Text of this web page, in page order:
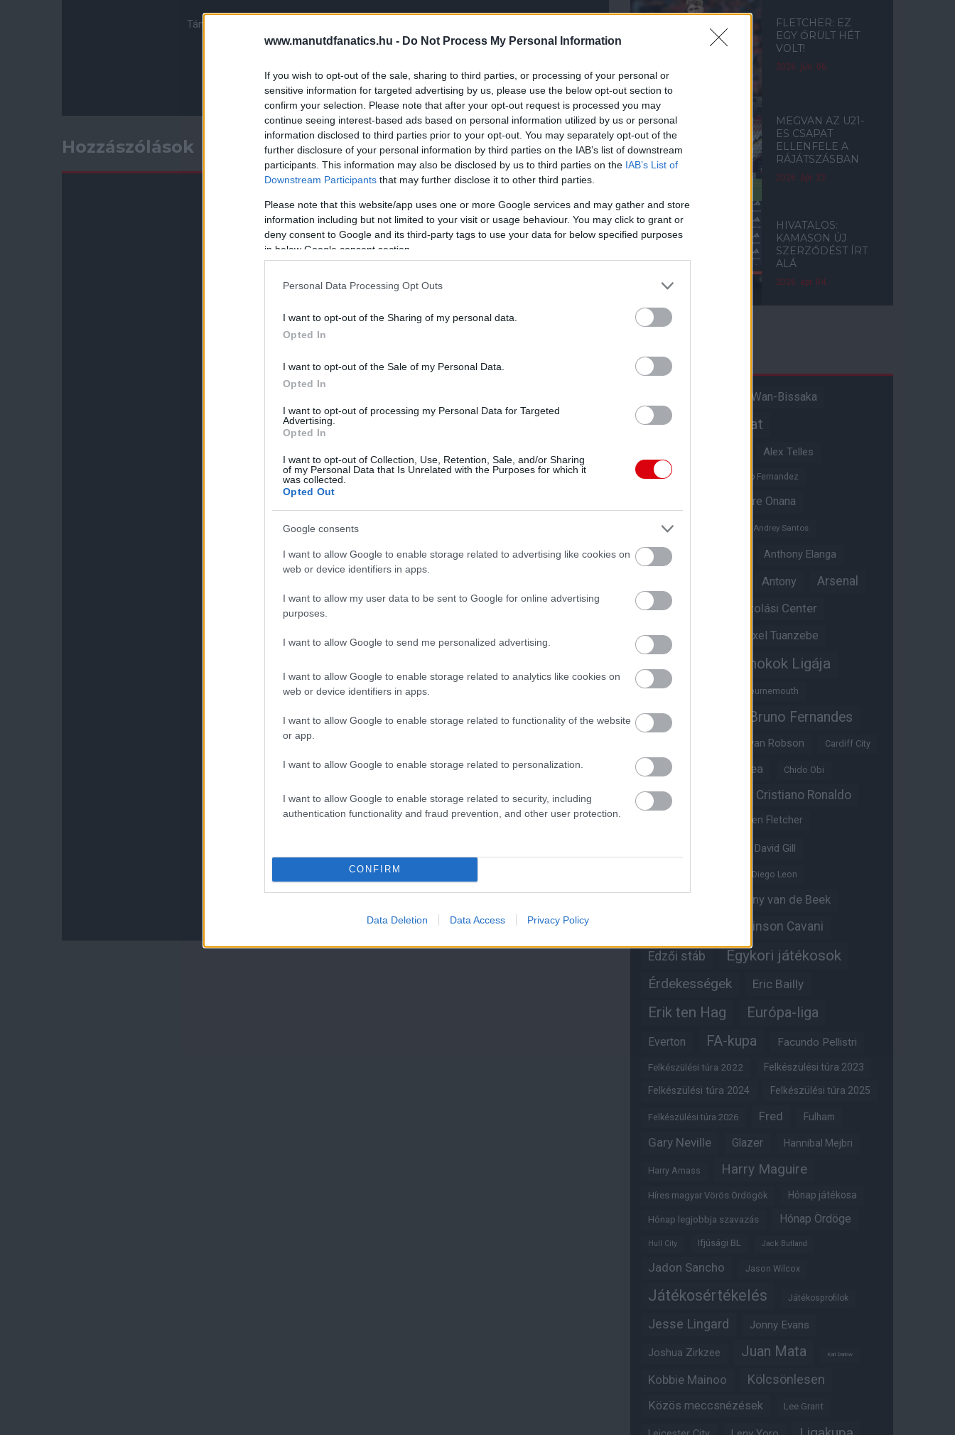
www.manutdfanatics.hu - Do Not Process My Personal Information
If you wish to opt-out of the sale, sharing to third parties, or processing of your personal or
sensitive information for targeted advertising by us, please use the below opt-out section to
confirm your selection. Please note that after your opt-out request is processed you may
continue seeing interest-based ads based on personal information utilized by us or personal
information disclosed to third parties prior to your opt-out. You may separately opt-out of the
further disclosure of your personal information by third parties on the IAB’s list of downstream
participants. This information may also be disclosed by us to third parties on the IAB’s List of
Downstream Participants that may further disclose it to other third parties.
Please note that this website/app uses one or more Google services and may gather and store
information including but not limited to your visit or usage behaviour. You may click to grant or
deny consent to Google and its third-party tags to use your data for below specified purposes
in below Google consent section.
Personal Data Processing Opt Outs
I want to opt-out of the Sharing of my personal data.
Opted In
I want to opt-out of the Sale of my Personal Data.
Opted In
I want to opt-out of processing my Personal Data for Targeted
Advertising.
Opted In
I want to opt-out of Collection, Use, Retention, Sale, and/or Sharing
of my Personal Data that Is Unrelated with the Purposes for which it
was collected.
Opted Out
Google consents
I want to allow Google to enable storage related to advertising like cookies on
web or device identifiers in apps.
I want to allow my user data to be sent to Google for online advertising
purposes.
I want to allow Google to send me personalized advertising.
I want to allow Google to enable storage related to analytics like cookies on
web or device identifiers in apps.
I want to allow Google to enable storage related to functionality of the website
or app.
I want to allow Google to enable storage related to personalization.
I want to allow Google to enable storage related to security, including
authentication functionality and fraud prevention, and other user protection.
CONFIRM
Data Deletion Data Access Privacy Policy
Támogasd adományoddal a ManUtdFanatics.hu működését!
Hozzászólások
FLETCHER: EZ
EGY ŐRÜLT HÉT
VOLT!
2026. jún. 06.
MEGVAN AZ U21-
ES CSAPAT
ELLENFELE A
RÁJÁTSZÁSBAN
2026. ápr. 22.
HIVATALOS:
KAMASON ÚJ
SZERZŐDÉST ÍRT
ALÁ
2026. ápr. 04.
Aaron Wan-Bissaka
Akadémiai csapat
Alex Telles
Altay Bayindir Alvaro Fernandez
Andre Onana
Andreas Pereira
Andrey Santos
Angol válogatott Anthony Elanga
Antony Arsenal
Aston Villa Átigazolási Center
Átigazolások Axel Tuanzebe
Bajnokok Ligája
Benjamin Sesko Bournemouth
Brandon Williams Bruno Fernandes
Bryan Robson Cardiff City
Casemiro Chelsea Chido Obi
Christian Eriksen Cristiano Ronaldo
Darren Fletcher
David Gill
Diego Leon
Donny van de Beek
Edinson Cavani
Edzői stáb Egykori játékosok
Érdekességek Eric Bailly
Erik ten Hag Európa-liga
Everton FA-kupa Facundo Pellistri
Felkészülési túra 2022 Felkészülési túra 2023
Felkészülési túra 2024 Felkészülési túra 2025
Felkészülési túra 2026 Fred Fulham
Gary Neville Glazer Hannibal Mejbri
Harry Amass Harry Maguire
Híres magyar Vörös Ördögök Hónap játékosa
Hónap legjobbja szavazás Hónap Ördöge
Hull City Ifjúsági BL Jack Butland
Jadon Sancho Jason Wilcox
Játékosértékelés Játékosprofilok
Jesse Lingard Jonny Evans
Joshua Zirkzee Juan Mata Karl Darlow
Kobbie Mainoo Kölcsönlesen
Közös meccsnézések Lee Grant